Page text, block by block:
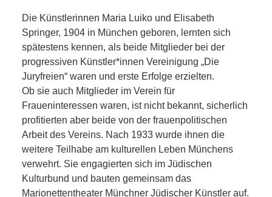
Die Künstlerinnen Maria Luiko und Elisabeth
Springer, 1904 in München geboren, lernten sich
spätestens kennen, als beide Mitglieder bei der
progressiven Künstler*innen Vereinigung „Die
Juryfreien“ waren und erste Erfolge erzielten.
Ob sie auch Mitglieder im Verein für
Fraueninteressen waren, ist nicht bekannt, sicherlich
profitierten aber beide von der frauenpolitischen
Arbeit des Vereins. Nach 1933 wurde ihnen die
weitere Teilhabe am kulturellen Leben Münchens
verwehrt. Sie engagierten sich im Jüdischen
Kulturbund und bauten gemeinsam das
Marionettentheater Münchner Jüdischer Künstler auf.